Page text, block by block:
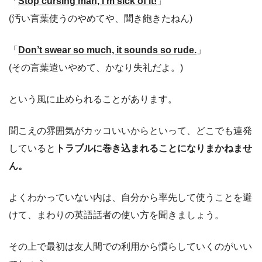
(汚い言葉使うのやめてや、聞き飽きたねん)
「 Don’t swear so much, it sounds so rude. 」
(その言葉遣いやめて、かなり失礼だよ。)
という風に止められることがあります。
聞こえの雰囲気がカッコいいからといって、どこでも連発
していると トラブルに巻き込まれることになりまかねませ
ん。
よくわかっていない内は、自分から率先して使うことを避
けて、まわりの英語話者の使い方を聞きましょう。
その上で最初は友人間での利用から慣らしていくのがいい